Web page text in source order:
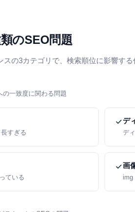
のSEO問題
の3カテゴリで、検索順位に影響す
一致度に関わる問題
すぎる
デ
デ
ている
画
img